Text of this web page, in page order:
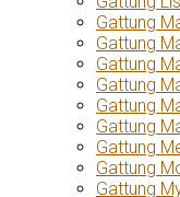
Gattung
Gattung
Gattung
Gattung
Gattung
Gattung
Gattung
Gattung
Gattung